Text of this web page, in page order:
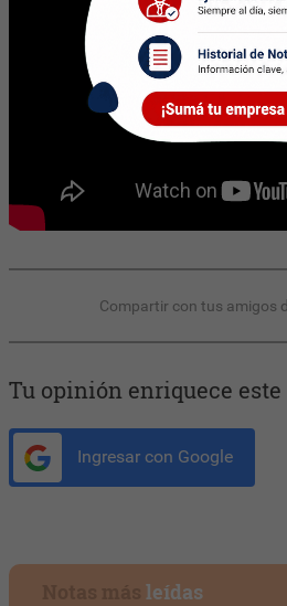
Compartir con tus amigos
Tu opinión enriquece
Ingresar con Google
leídas